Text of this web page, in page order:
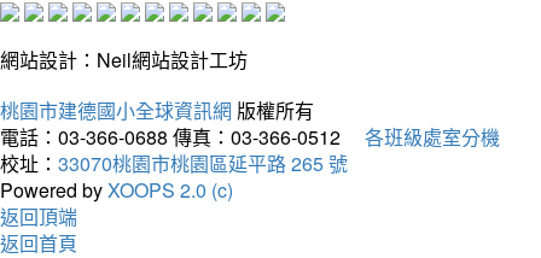
網站設計：Neil網站設計工坊
桃園市建德國小全球資訊網 版權所有
電話：03-366-0688 傳真：03-366-0512
各班級處室分機
校址： 33070桃園市桃園區延平路 265 號
Powered byXOOPS 2.0 (c)
返回頂端
返回首頁